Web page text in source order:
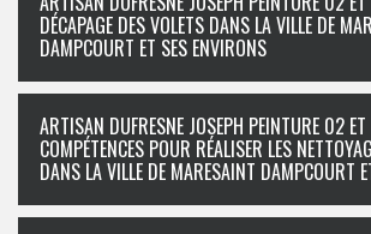
DÉCAPAGE DES VOLETS DANS LA VILLE DE
DAMPCOURT ET SES ENVIRONS
ARTISAN DUFRESNE JOSEPH PEINTURE 02 ET
COMPÉTENCES POUR RÉALISER LES
DANS LA VILLE DE MARESAINT DAMPCOURT